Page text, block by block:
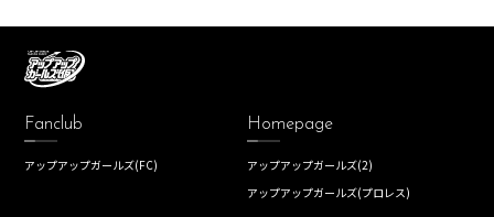
Fanclub
アップアップガールズ(FC)
Homepage
アップアップガールズ(2)
アップアップガールズ(プロレス)